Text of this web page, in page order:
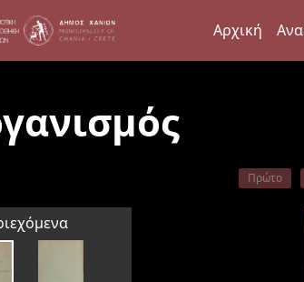
Αρχική
Πρώτο